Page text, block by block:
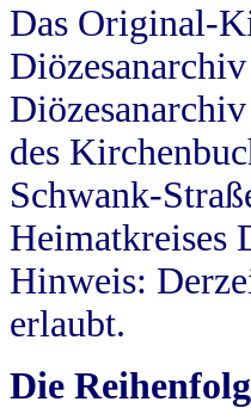
Das Original-
des
Schwank-
Heimatkreises
Hinweis:
erlaubt.
Die